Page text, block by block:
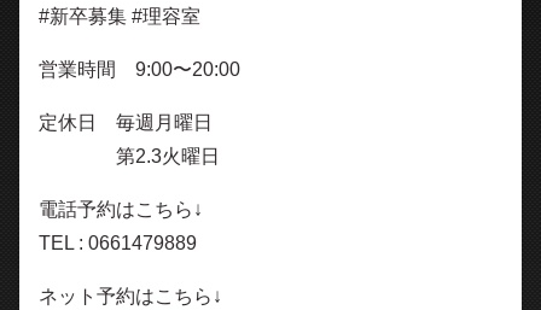
#新卒募集 #理容室
営業時間 9:00〜20:00
定休日 毎週月曜日
第2.3火曜日
電話予約はこちら↓
TEL : 0661479889
ネット予約はこちら↓